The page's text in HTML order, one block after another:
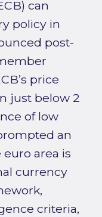
can
policy in
post-
price
just below 2
of low
an
area is
currency
criteria,